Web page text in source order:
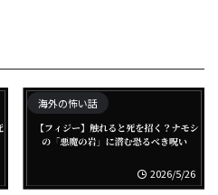
海外の怖い話
2026/5/26